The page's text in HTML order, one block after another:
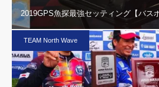
2019GPS魚探最強セッティング【バス
TEAM North Wave